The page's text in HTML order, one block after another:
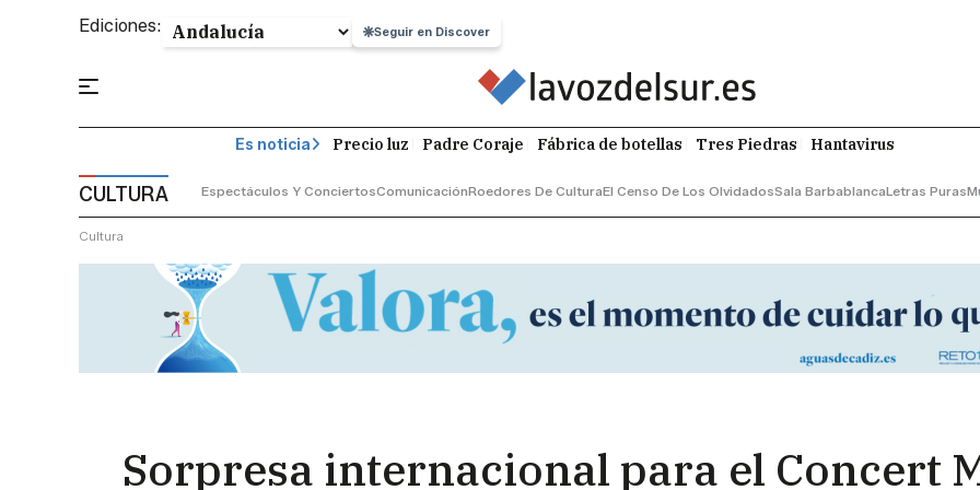
Ediciones: Seguir en Discover
Es noticia Precio luz Padre Coraje Fábrica de botellas Tres Piedras Hantavirus
CULTURA Espectáculos Y ConciertosComunicaciónRoedores De CulturaEl Censo De Los OlvidadosSala BarbablancaLetras Puras
Cultura
Sorpresa internacional para el Concert